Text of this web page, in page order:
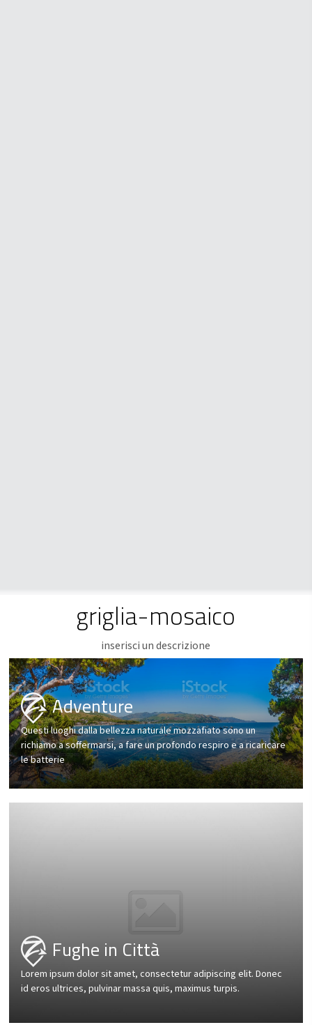
griglia-mosaico
inserisci un descrizione
Adventure
Questi luoghi dalla bellezza naturale mozzafiato sono un
richiamo a soffermarsi, a fare un profondo respiro e a ricaricare
le batterie
Fughe in Città
Lorem ipsum dolor sit amet, consectetur adipiscing elit. Donec
id eros ultrices, pulvinar massa quis, maximus turpis.